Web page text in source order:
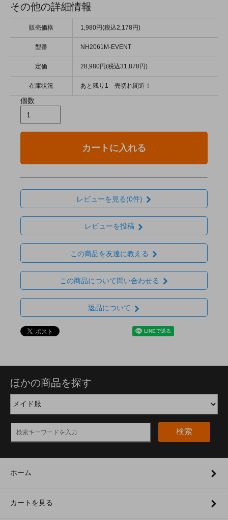
その他の詳細情報
販売価格 1,980円(税込2,178円)
型番 NH2061M-EVENT
定価 28,980円(税込31,878円)
在庫状況 あと残り1 売切れ間近！
個数
カートに入れる
レビューを見る(0件)
レビューを投稿
この商品を友達に教える
この商品について問い合わせる
返品について
ほかの商品を探す
検索
ホーム
カートを見る